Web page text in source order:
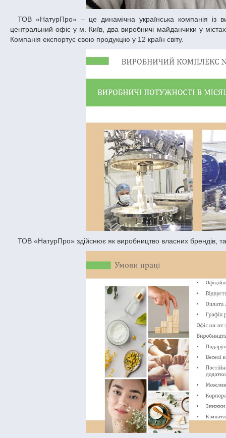
ТОВ «НатурПро» – це динамічна українська компанія із виробництва косметики для догляду за обличчям, тілом та волоссям. Має
центральний офіс у м. Київ, два виробничі майданчики у
Компанія експортує свою продукцію у 12 країн світу.
ТОВ «НатурПро» здійснює як виробництво власних брендів,